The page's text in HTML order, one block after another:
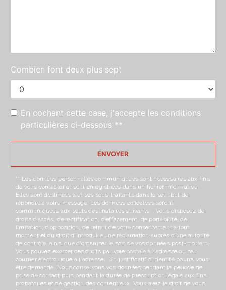
Combien font deux plus sept
En cochant cette case, j'accepte les conditions
particulières ci-dessous **
ENVOYER
** Les données personnelles communiquées sont nécessaires aux fins
de vous contacter et sont enregistrées dans un fichier informatisé.
Elles sont destinées à et ses sous-traitants dans le seul but de
répondre à votre message. Les données collectées seront
communiquées aux seuls destinataires suivants: . Vous disposez de
droits d’accès, de rectification, d’effacement, de portabilité, de
limitation, d’opposition, de retrait de votre consentement à tout
moment et du droit d’introduire une réclamation auprès d’une autorité
de contrôle, ainsi que d’organiser le sort de vos données post-mortem.
Vous pouvez exercer ces droits par voie postale à l'adresse ou par
courrier électronique à l'adresse . Un justificatif d'identité pourra vous
être demandé. Nous conservons vos données pendant la période de
prise de contact puis pendant la durée de prescription légale aux fins
probatoires et de gestion des contentieux. Vous avez le droit de vous